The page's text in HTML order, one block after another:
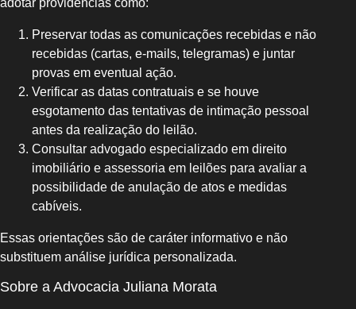
adotar providências como:
Preservar todas as comunicações recebidas e não
recebidas (cartas, e‑mails, telegramas) e juntar
provas em eventual ação.
Verificar as datas contratuais e se houve
esgotamento das tentativas de intimação pessoal
antes da realização do leilão.
Consultar advogado especializado em direito
imobiliário e assessoria em leilões para avaliar a
possibilidade de anulação de atos e medidas
cabíveis.
Essas orientações são de caráter informativo e não
substituem análise jurídica personalizada.
Sobre a Advocacia Juliana Morata